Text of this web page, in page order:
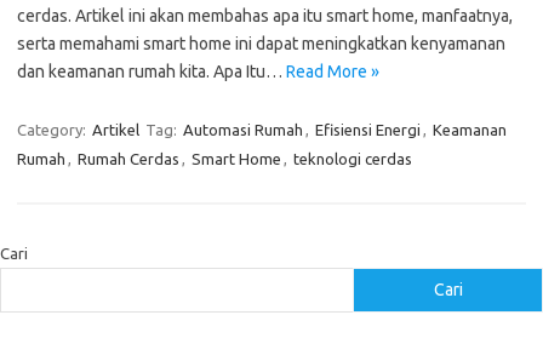
cerdas. Artikel ini akan membahas apa itu smart home, manfaatnya,
serta memahami smart home ini dapat meningkatkan kenyamanan
dan keamanan rumah kita. Apa Itu… Read More »
Category: Artikel Tag: Automasi Rumah , Efisiensi Energi , Keamanan
Rumah , Rumah Cerdas , Smart Home , teknologi cerdas
Cari
Cari